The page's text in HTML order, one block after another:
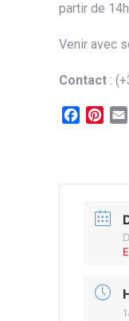
partir de
Venir avec
Contact :